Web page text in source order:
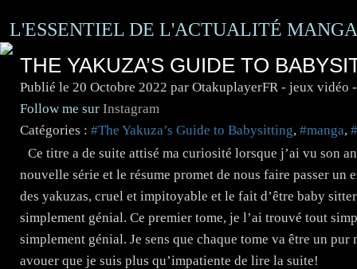
L'ESSENTIEL DE L'ACTUALITÉ
THE YAKUZA’S GUIDE TO
Publié le 20 Octobre 2022 par OtakuplayerFR - jeux vidéo
Follow me sur Instagram
Catégories : #The Yakuza’s Guide to Babysitting, #manga,
Ce titre a de suite attisé ma curiosité lorsque j’ai vu son
nouvelle série et le résume promet de nous faire passer un
des yakuzas, cruel et impitoyable et le fait d’être baby
simplement génial. Ce premier tome, je l’ai trouvé tout
simplement génial. Je sens que chaque tome va être un
avouer que je suis plus qu’impatiente de lire la suite!